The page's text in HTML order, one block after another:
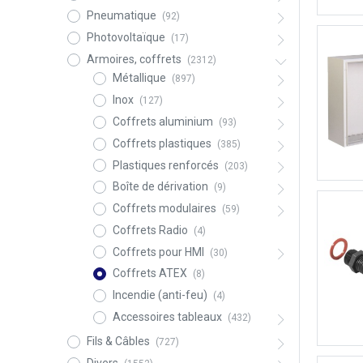
Pneumatique (92)
Photovoltaïque (17)
Armoires, coffrets (2312)
Métallique (897)
Inox (127)
Coffrets aluminium (93)
Coffrets plastiques (385)
Plastiques renforcés (203)
Boîte de dérivation (9)
Coffrets modulaires (59)
Coffrets Radio (4)
Coffrets pour HMI (30)
Coffrets ATEX (8)
Incendie (anti-feu) (4)
Accessoires tableaux (432)
Fils & Câbles (727)